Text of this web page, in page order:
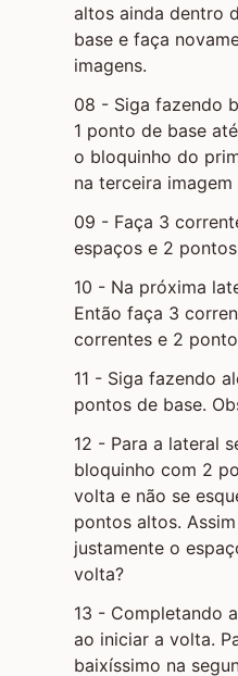
altos ainda dentro
base e faça
imagens.
08 - Siga fazendo
1 ponto de base
o bloquinho do
na terceira
09 - Faça 3
espaços e 2
10 - Na próxima
Então faça 3
correntes e 2
11 - Siga fazendo
pontos de base.
12 - Para a lateral
bloquinho com 2
volta e não se
pontos altos.
justamente o
volta?
13 - Completando
ao iniciar a volta.
baixíssimo na